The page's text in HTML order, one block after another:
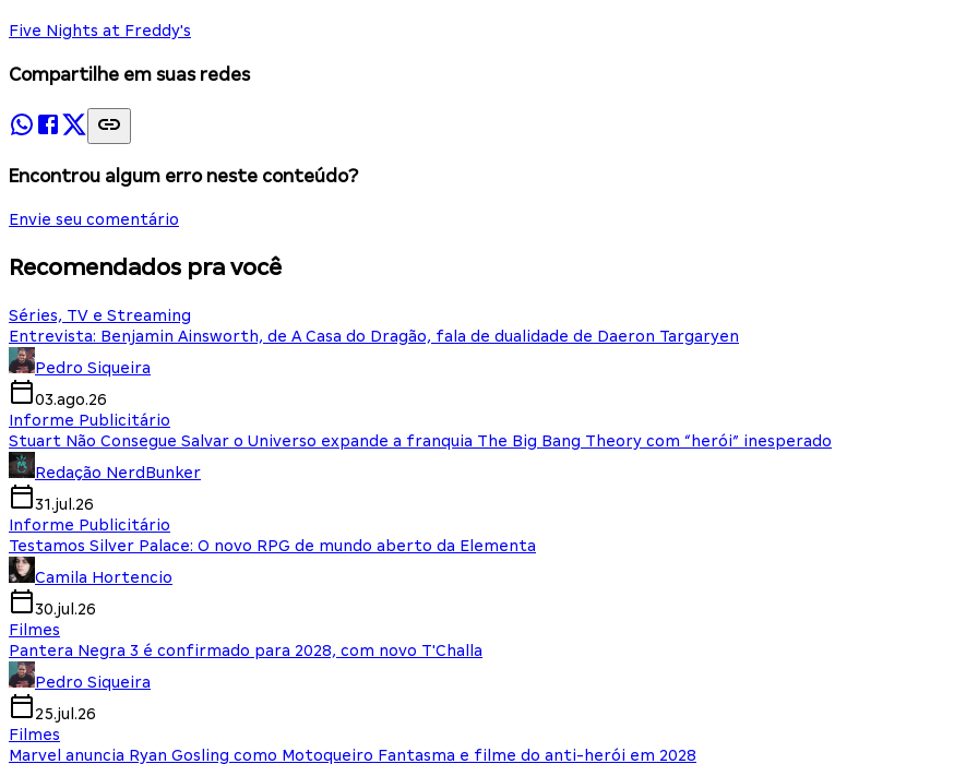
Five Nights at Freddy's
Compartilhe em suas redes
Encontrou algum erro neste conteúdo?
Envie seu comentário
Recomendados pra você
Séries, TV e Streaming
Entrevista: Benjamin Ainsworth, de A Casa do Dragão, fala de dualidade de Daeron Targaryen
Pedro Siqueira
03.ago.26
Informe Publicitário
Stuart Não Consegue Salvar o Universo expande a franquia The Big Bang Theory com “herói” inesperado
Redação NerdBunker
31.jul.26
Informe Publicitário
Testamos Silver Palace: O novo RPG de mundo aberto da Elementa
Camila Hortencio
30.jul.26
Filmes
Pantera Negra 3 é confirmado para 2028, com novo T'Challa
Pedro Siqueira
25.jul.26
Filmes
Marvel anuncia Ryan Gosling como Motoqueiro Fantasma e filme do anti-herói em 2028